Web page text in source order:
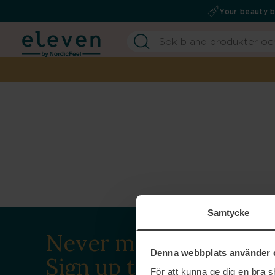
Samtycke
Denna webbplats använder
För att kunna ge dig en bra
Your beauty
Never miss a beat.
Sign up to our